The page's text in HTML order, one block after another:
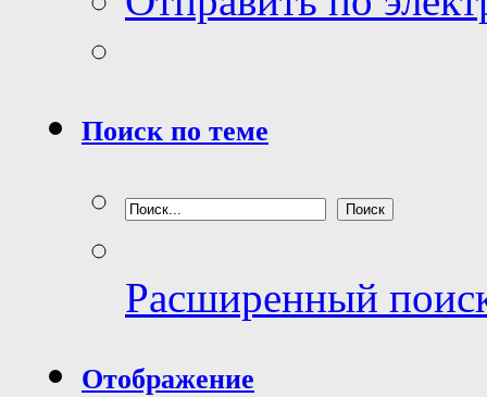
Поиск по теме
Расширенный
Отображение